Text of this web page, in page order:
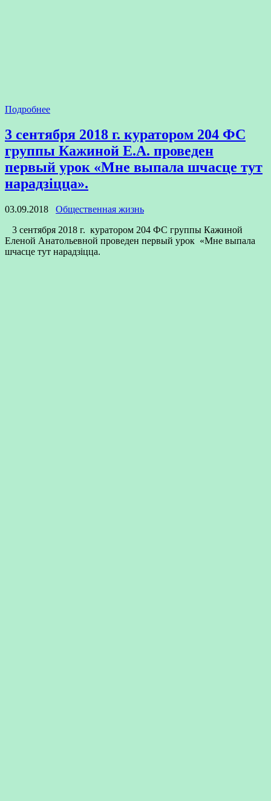
Подробнее
3 сентября 2018 г. куратором 204 ФС
группы Кажиной Е.А. проведен
первый урок «Мне выпала шчасце тут
нарадзіцца».
03.09.2018
Общественная жизнь
3 сентября 2018 г. куратором 204 ФС группы Кажиной
Еленой Анатольевной проведен первый урок «Мне выпала
шчасце тут нарадзіцца.